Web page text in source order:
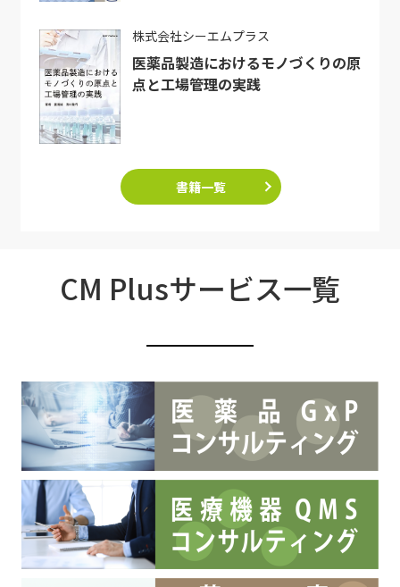
株式会社シーエムプラス
医薬品製造におけるモノづくりの原
点と工場管理の実践
書籍一覧
CM Plusサービス一覧